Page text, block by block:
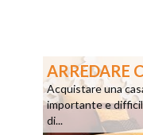
ARREDARE
Acquistare una
importante e
di...